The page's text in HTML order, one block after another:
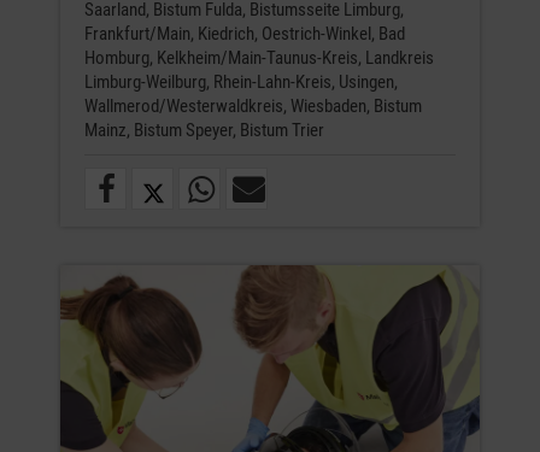
Saarland, Bistum Fulda, Bistumsseite Limburg,
Frankfurt/Main, Kiedrich, Oestrich-Winkel, Bad
Homburg, Kelkheim/Main-Taunus-Kreis, Landkreis
Limburg-Weilburg, Rhein-Lahn-Kreis, Usingen,
Wallmerod/Westerwaldkreis, Wiesbaden, Bistum
Mainz, Bistum Speyer, Bistum Trier